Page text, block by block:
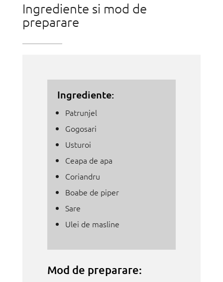
Ingrediente si mod de
preparare
Ingrediente:
Patrunjel
Gogosari
Usturoi
Ceapa de apa
Coriandru
Boabe de piper
Sare
Ulei de masline
Mod de preparare: